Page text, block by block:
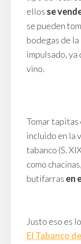
ellos se
se pueden
bodegas de la
impulsado, ya
vino.
Tomar tapitas
incluido en la
tabanco (S.
como
butifarras en
Justo eso es
El Tabanco